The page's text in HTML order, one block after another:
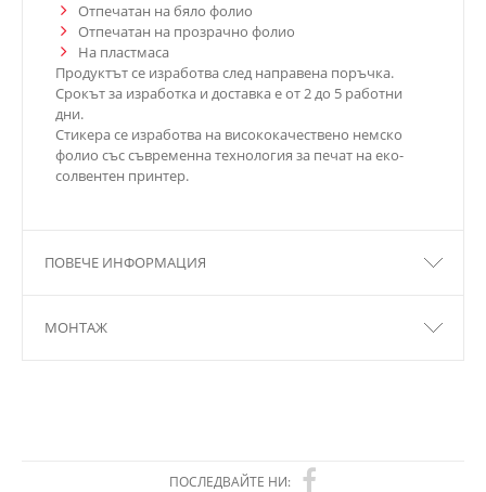
Отпечатан на бяло фолио
Отпечатан на прозрачно фолио
На пластмаса
Продуктът се изработва след направена поръчка.
Срокът за изработка и доставка е от 2 до 5 работни
дни.
Стикера се изработва на висококачествено немско
фолио със съвременна технология за печат на еко-
солвентен принтер.
ПОВЕЧЕ ИНФОРМАЦИЯ
МОНТАЖ
ПОСЛЕДВАЙТЕ НИ: